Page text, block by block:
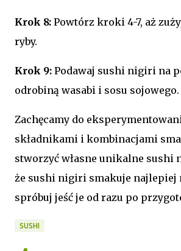
Krok 8: Powtórz kroki 4-7, aż
ryby.
Krok 9: Podawaj sushi nigiri na
odrobiną wasabi i sosu sojowego.
Zachęcamy do
składnikami i kombinacjami
stworzyć własne unikalne sushi
że sushi nigiri smakuje najlepiej
spróbuj jeść je od razu po
SUSHI